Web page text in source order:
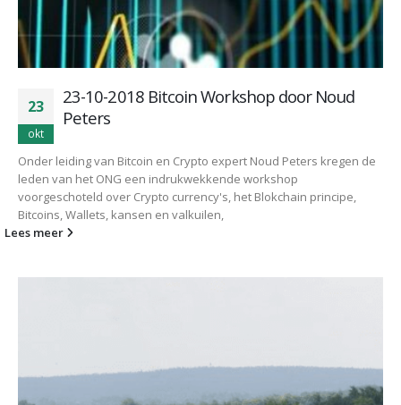
23
okt
23-10-2018 Bitcoin Workshop door Noud
Peters
Onder leiding van Bitcoin en Crypto expert Noud Peters kregen de
leden van het ONG een indrukwekkende workshop
voorgeschoteld over Crypto currency's, het Blokchain principe,
Bitcoins, Wallets, kansen en valkuilen,
Lees meer